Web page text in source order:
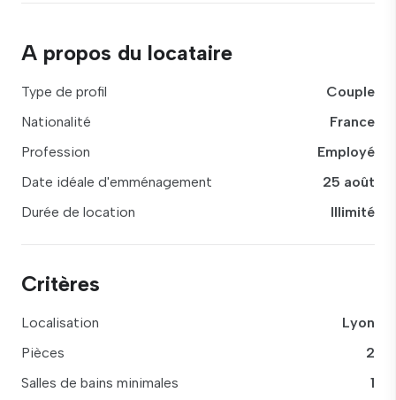
A propos du locataire
Type de profil
Couple
Nationalité
France
Profession
Employé
Date idéale d'emménagement
25 août
Durée de location
Illimité
Critères
Localisation
Lyon
Pièces
2
Salles de bains minimales
1